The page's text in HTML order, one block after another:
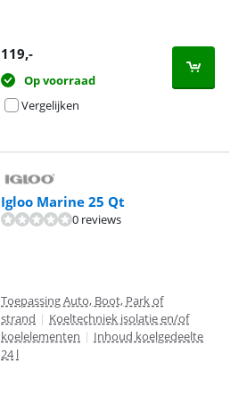
119,-
Op voorraad
Vergelijken
Igloo Marine 25 Qt
0 reviews
Toepassing Auto, Boot, Park of
strand | Koeltechniek isolatie en/of
koelelementen | Inhoud koelgedeelte
24 l